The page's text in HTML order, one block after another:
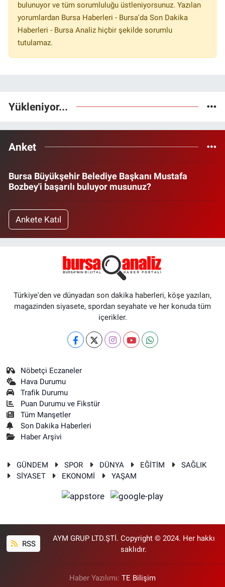
bulunuyor ve tüm sorumluluğu üstleniyorsunuz. Yazılan
yorumlardan Bursa Haberleri - Bursa'da Son Dakika
Haberleri - Bursa Analiz hiçbir şekilde sorumlu
tutulamaz.
Yükleniyor...
Anket
Bursa Büyükşehir Belediye Başkanı Mustafa
Bozbey'i başarılı buluyor musunuz?
Ankete Katıl
Türkiye'den ve dünyadan son dakika haberleri, köşe yazıları,
magazinden siyasete, spordan seyahate ve her konuda tüm
içerikler.
Nöbetçi Eczaneler
Hava Durumu
Trafik Durumu
Puan Durumu ve Fikstür
Tüm Manşetler
Son Dakika Haberleri
Haber Arşivi
GÜNDEM SPOR DÜNYA EĞİTİM
SAĞLIK
SİYASET
EKONOMİ YAŞAM
RSS
AYM GRUP LTD.ŞTİ. Copyright © 2024. Her hakkı
saklıdır.
Haber Yazılımı: TE Bilişim